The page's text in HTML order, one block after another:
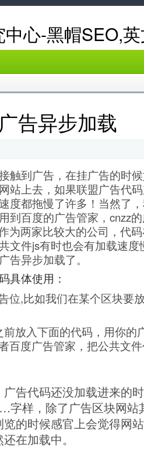
心-黑帽SEO,
告异步加载
触到广告，在挂广告的时
站上去，如果联盟广告代
度都拖慢了许多！当然了
到百度的广告管家，cnzz
为两家比较大的公司，代
文件js有时也会有加载速
告异步加载了。
具体使用：
位,比如我们在某个区块要
前放入下面的代码，用你的
百度广告管家，把公共文
告代码还没加载进来的
样，除了广告区块网站
的时候感官上会觉得网
在加载中。